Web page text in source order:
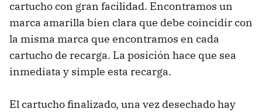
cartucho con gran facilidad. Encontramos un
marca amarilla bien clara que debe coincidir con
la misma marca que encontramos en cada
cartucho de recarga. La posición hace que sea
inmediata y simple esta recarga.
El cartucho finalizado, una vez desechado hay